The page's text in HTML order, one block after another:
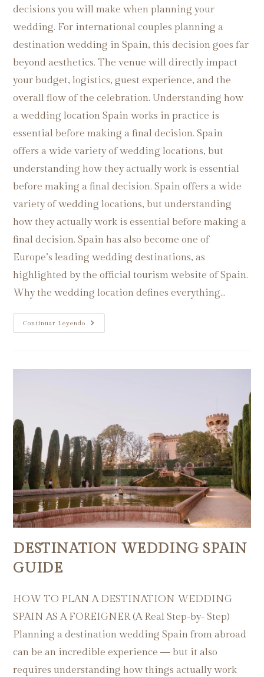
decisions you will make when planning your
wedding. For international couples planning a
destination wedding in Spain, this decision goes far
beyond aesthetics. The venue will directly impact
your budget, logistics, guest experience, and the
overall flow of the celebration. Understanding how
a wedding location Spain works in practice is
essential before making a final decision. Spain
offers a wide variety of wedding locations, but
understanding how they actually work is essential
before making a final decision. Spain offers a wide
variety of wedding locations, but understanding
how they actually work is essential before making a
final decision. Spain has also become one of
Europe’s leading wedding destinations, as
highlighted by the official tourism website of Spain.
Why the wedding location defines everything…
Continuar Leyendo
DESTINATION WEDDING SPAIN
GUIDE
HOW TO PLAN A DESTINATION WEDDING
SPAIN AS A FOREIGNER (A Real Step-by- Step)
Planning a destination wedding Spain from abroad
can be an incredible experience — but it also
requires understanding how things actually work